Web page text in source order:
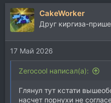
CakeWorker
Друг киргиза-
17 Май 2026
Zerocool написал(а):
Глянул тут кстати
насчет порнухи не